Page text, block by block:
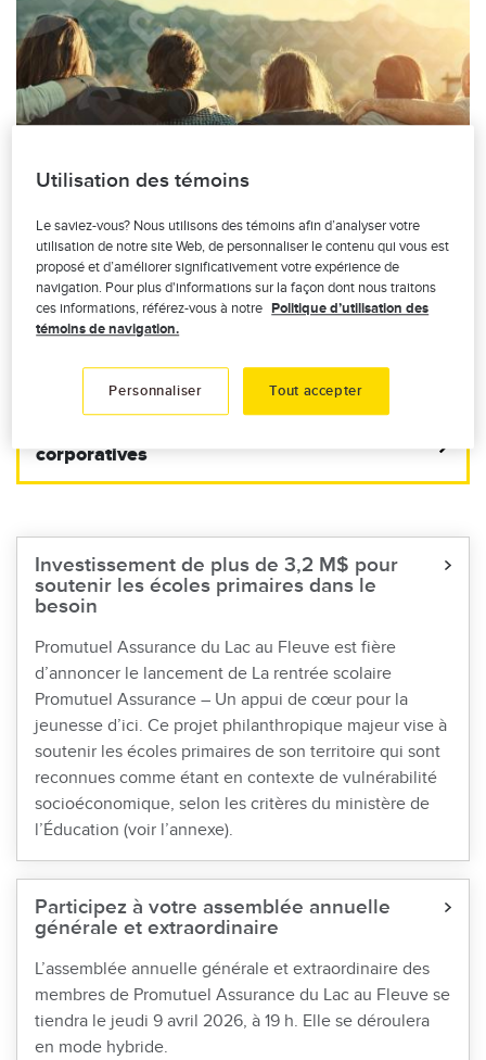
Autres nouvelles de
Promutuel Assurance du
Lac au Fleuve
corporatives
Investissement de plus de 3,2 M$ pour
soutenir les écoles primaires dans le
besoin
Promutuel Assurance du Lac au Fleuve est fière
d’annoncer le lancement de La rentrée scolaire
Promutuel Assurance – Un appui de cœur pour la
jeunesse d’ici. Ce projet philanthropique majeur vise à
soutenir les écoles primaires de son territoire qui sont
reconnues comme étant en contexte de vulnérabilité
socioéconomique, selon les critères du ministère de
l’Éducation (voir l’annexe).
Participez à votre assemblée annuelle
générale et extraordinaire
L’assemblée annuelle générale et extraordinaire des
membres de Promutuel Assurance du Lac au Fleuve se
tiendra le jeudi 9 avril 2026, à 19 h. Elle se déroulera
en mode hybride.
Utilisation des témoins
Le saviez-vous? Nous utilisons des témoins afin d’analyser votre
utilisation de notre site Web, de personnaliser le contenu qui vous est
proposé et d’améliorer significativement votre expérience de
navigation. Pour plus d'informations sur la façon dont nous traitons
ces informations, référez-vous à notre Politique d’utilisation des
témoins de navigation.
Personnaliser Tout accepter